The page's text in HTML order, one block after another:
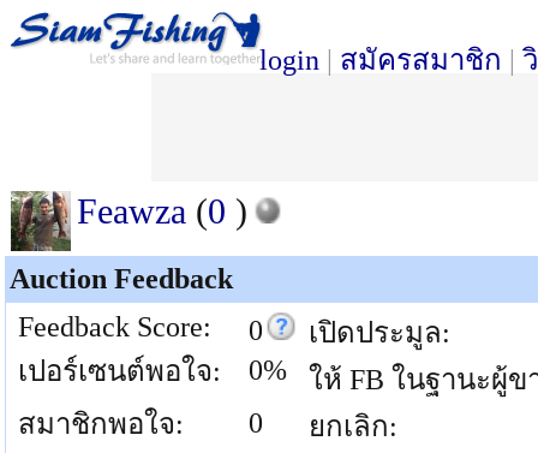
login | สมัครสมาชิก |
Feawza (0 )
Auction Feedback
Feedback Score:
0
เปอร์เซนต์พอใจ:
0%
สมาชิกพอใจ:
0
เปิดประมูล:
ให้ FB ในฐานะผู้ข
ยกเลิก: